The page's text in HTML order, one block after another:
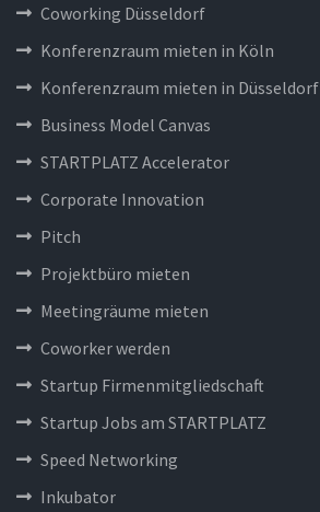
Coworking Düsseldorf
Konferenzraum mieten in Köln
Konferenzraum mieten in Düsseldorf
Business Model Canvas
STARTPLATZ Accelerator
Corporate Innovation
Pitch
Projektbüro mieten
Meetingräume mieten
Coworker werden
Startup Firmenmitgliedschaft
Startup Jobs am STARTPLATZ
Speed Networking
Inkubator